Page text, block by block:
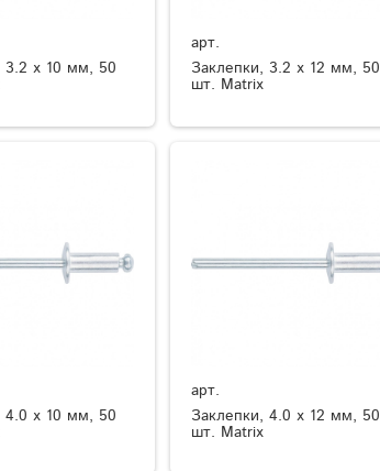
3.2 х 10 мм, 50
арт.
Заклепки, 3.2 х 12 мм, 50
шт. Matrix
4.0 х 10 мм, 50
арт.
Заклепки, 4.0 х 12 мм, 50
шт. Matrix